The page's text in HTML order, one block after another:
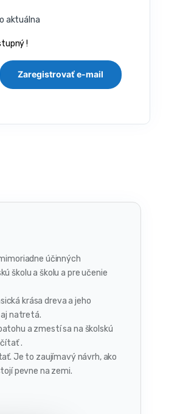
aktuálna
!
účinných
školu a školu a pre učenie
krása dreva a jeho
natretá.
a zmestí sa na školskú
.
Je to zaujímavý návrh, ako
pevne na zemi.